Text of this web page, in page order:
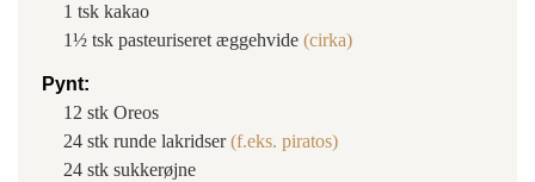
1 tsk kakao
1½ tsk pasteuriseret æggehvide (cirka)
Pynt:
12 stk Oreos
24 stk runde lakridser (f.eks. piratos)
24 stk sukkerøjne